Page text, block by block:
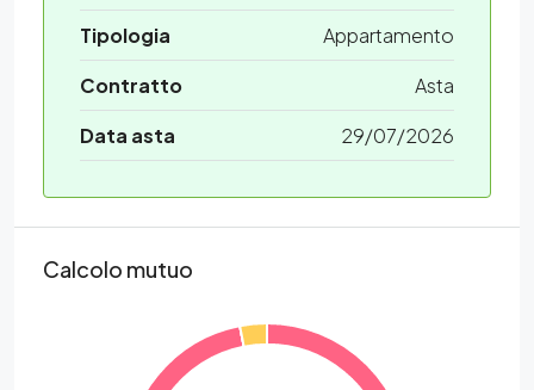
Tipologia
Appartamento
Contratto
Asta
Data asta
29/07/2026
Calcolo mutuo